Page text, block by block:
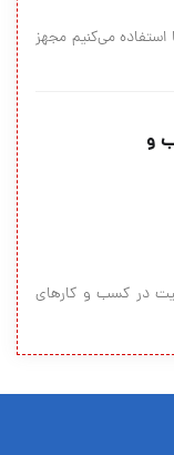
استفاده می‌کنیم مجهز
و
در کسب و کارهای